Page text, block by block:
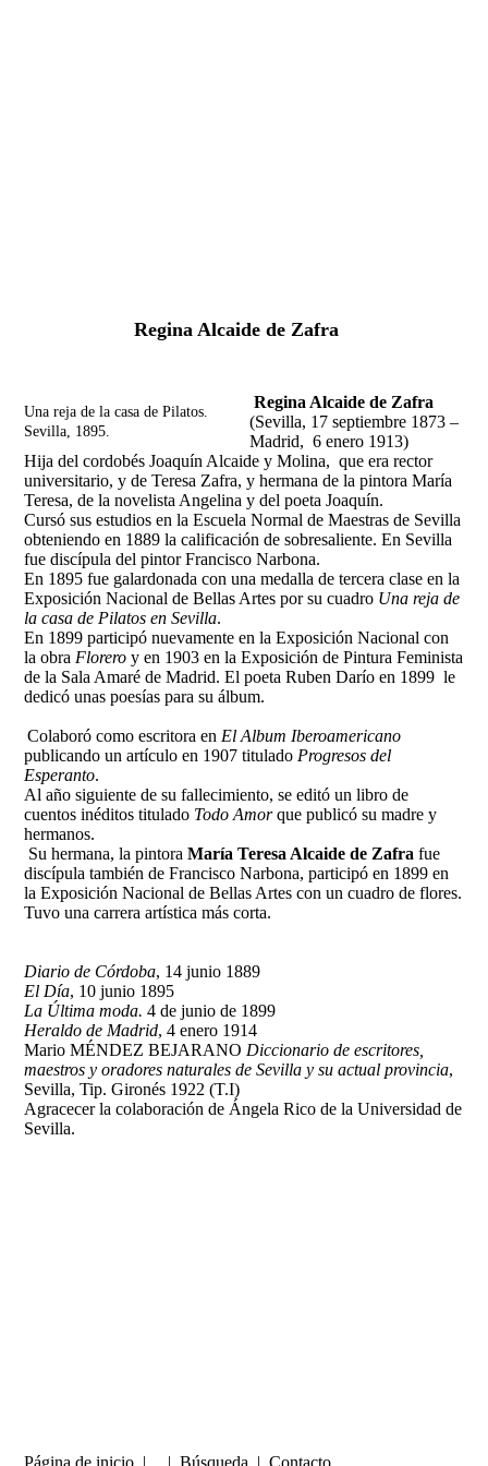
Regina Alcaide de Zafra
Una reja de la casa de Pilatos.
Sevilla, 1895.
Regina Alcaide de Zafra
(Sevilla, 17 septiembre 1873 –
Madrid, 6 enero 1913)
Hija del cordobés Joaquín Alcaide y Molina, que era rector
universitario, y de Teresa Zafra, y hermana de la pintora María
Teresa, de la novelista Angelina y del poeta Joaquín.
Cursó sus estudios en la Escuela Normal de Maestras de Sevilla
obteniendo en 1889 la calificación de sobresaliente. En Sevilla
fue discípula del pintor Francisco Narbona.
En 1895 fue galardonada con una medalla de tercera clase en la
Exposición Nacional de Bellas Artes por su cuadro Una reja de
la casa de Pilatos en Sevilla.
En 1899 participó nuevamente en la Exposición Nacional con
la obra Florero y en 1903 en la Exposición de Pintura Feminista
de la Sala Amaré de Madrid. El poeta Ruben Darío en 1899 le
dedicó unas poesías para su álbum.
Colaboró como escritora en El Album Iberoamericano
publicando un artículo en 1907 titulado Progresos del
Esperanto.
Al año siguiente de su fallecimiento, se editó un libro de
cuentos inéditos titulado Todo Amorque publicó su madre y
hermanos.
Su hermana, la pintoraMaría Teresa Alcaide de Zafra fue
discípula también de Francisco Narbona, participó en 1899 en
la Exposición Nacional de Bellas Artes con un cuadro de flores.
Tuvo una carrera artística más corta.
Diario de Córdoba, 14 junio 1889
El Día, 10 junio 1895
La Última moda.4 de junio de 1899
Heraldo de Madrid, 4 enero 1914
Mario MÉNDEZ BEJARANO Diccionario de escritores,
maestros y oradores naturales de Sevilla y su actual provincia,
Sevilla, Tip. Gironés 1922 (T.I)
Agracecer la colaboración de Ángela Rico de la Universidad de
Sevilla.